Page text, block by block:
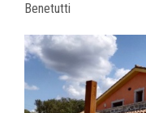
Benetutti